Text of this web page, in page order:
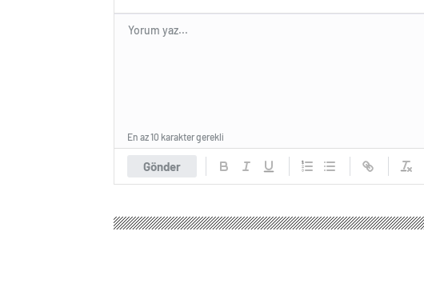
Gönder
En az 10 karakter gerekli